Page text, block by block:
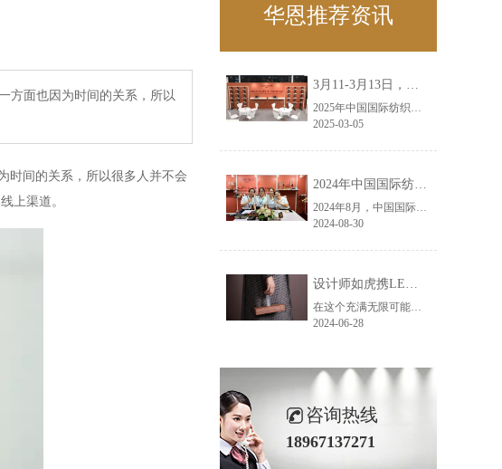
方面也因为时间的关系，所以
时间的关系，所以很多人并不会
上渠道。
华恩推荐资讯
3月11-3月13日，华恩诚邀您共赴上海面辅料春夏展——华恩
2025年中国国际纺织面料及辅料（春夏）博览会即将盛大开启！感谢您对华恩品牌的关注！3.11-3.13，杭州华恩（LEMONLEE）诚邀您共赴这场春日的宴会！
2025-03-05
2024年中国国际纺织面料及辅料（秋冬）博览会完美收官！——华恩
2024年8月，中国国际纺织面料及辅料（秋冬）博览会完美收官！作为一家拥有30年历史的专业衣架制造商，我们非常荣幸能够参与这一盛会，并在此期间与众多客户进行了广泛而深入的交流。
2024-08-30
设计师如虎携LEMONLEE红雪松礼盒荣获第六届未来·已来香港新锐当代设计奖铜奖
在这个充满无限可能的2024年夏季，LEMONLEE品牌设计师如虎以其非凡的创意与对自然的深刻理解，精心打造的红雪松木球礼盒，在“2024未来·已来——第六届香港新锐当代设计奖”中摘得铜奖。这不仅是对设计师如虎原创设计能力的嘉奖，更是对LEMONLEE品牌的高度认可。
2024-06-28
咨询热线
18967137271